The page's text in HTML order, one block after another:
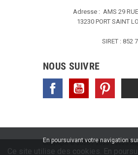
Adresse : AMS 29
13230 PORT SAINT
SIRET : 852
NOUS SUIVRE
Facebook YouTube
Copyright © 2020 / 2022 / 2023
Ce site utilise des cookies. En
En poursuivant votre navigation